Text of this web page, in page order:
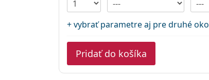
+ vybrať parametre aj pre druhé oko
Pridať do košíka